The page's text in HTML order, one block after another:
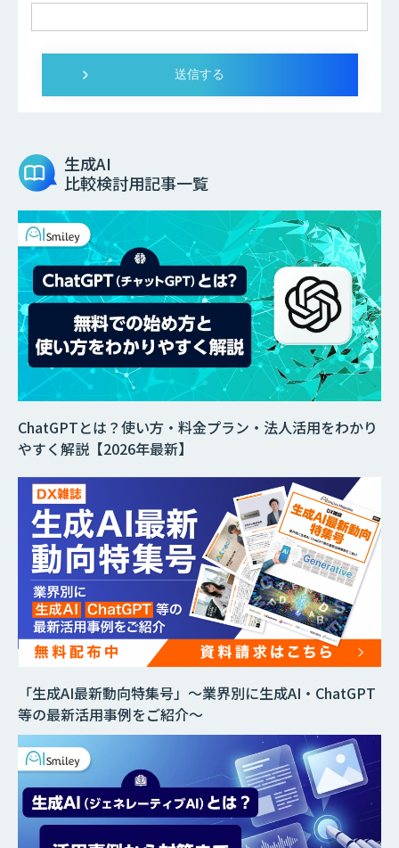
生成AI
比較検討用記事一覧
ChatGPTとは？使い方・料金プラン・法人活用をわかり
やすく解説【2026年最新】
「生成AI最新動向特集号」～業界別に生成AI・ChatGPT
等の最新活用事例をご紹介～